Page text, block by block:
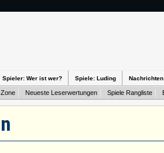
Spieler: Wer ist wer? Spiele: Luding Nachrichten
Neueste Leserwertungen Spiele Rangliste